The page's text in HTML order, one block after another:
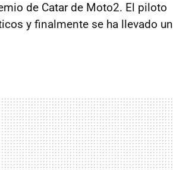
de Catar de Moto2. El piloto
y finalmente se ha llevado un